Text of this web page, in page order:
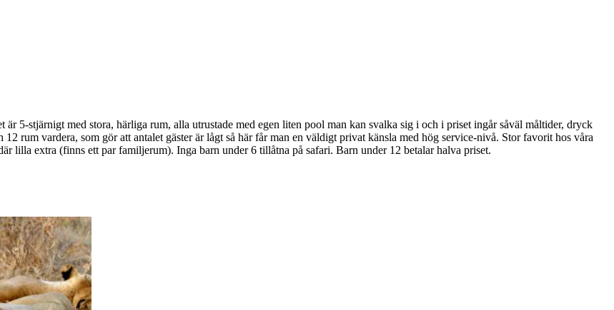
5-stjärnigt med stora, härliga rum, alla utrustade med egen liten pool man kan svalka sig i och i priset ingår såväl måltider, dryck
rum vardera, som gör att antalet gäster är lågt så här får man en väldigt privat känsla med hög service-nivå. Stor favorit hos våra
lilla extra (finns ett par familjerum). Inga barn under 6 tillåtna på safari. Barn under 12 betalar halva priset.